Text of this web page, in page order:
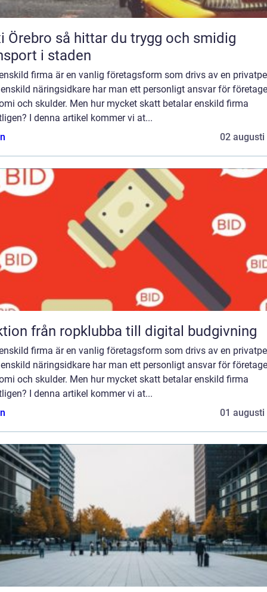
hittar du trygg och smidig
i staden
firma är en vanlig företagsform som drivs av en
näringsidkare har man ett personligt ansvar för
och skulder. Men hur mycket skatt betalar enskild firma
I denna artikel kommer vi at...
02 augusti
Auktion från ropklubba till digital budgivning
firma är en vanlig företagsform som drivs av en
näringsidkare har man ett personligt ansvar för
och skulder. Men hur mycket skatt betalar enskild firma
I denna artikel kommer vi at...
01 augusti